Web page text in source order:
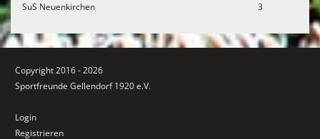
SuS Neuenkirchen
3
Copyright 2016 - 2026
Sportfreunde Gellendorf 1920 e.V.
Login
Registrieren